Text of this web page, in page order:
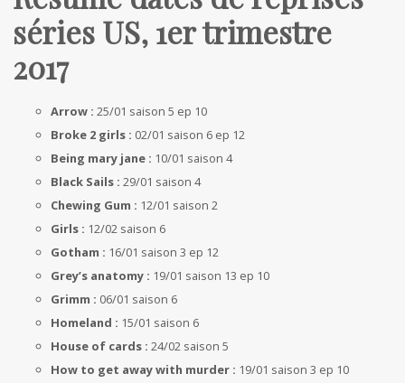
séries US, 1er trimestre
2017
Arrow : 25/01 saison 5 ep 10
Broke 2 girls : 02/01 saison 6 ep 12
Being mary jane : 10/01 saison 4
Black Sails : 29/01 saison 4
Chewing Gum : 12/01 saison 2
Girls : 12/02 saison 6
Gotham : 16/01 saison 3 ep 12
Grey’s anatomy : 19/01 saison 13 ep 10
Grimm : 06/01 saison 6
Homeland : 15/01 saison 6
House of cards : 24/02 saison 5
How to get away with murder : 19/01 saison 3 ep 10